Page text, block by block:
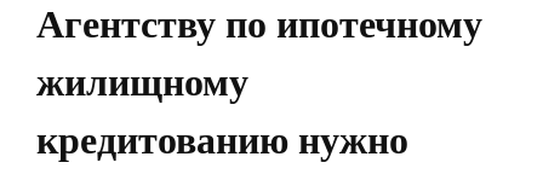
Агентству по ипотечному
жилищному
кредитованию нужно